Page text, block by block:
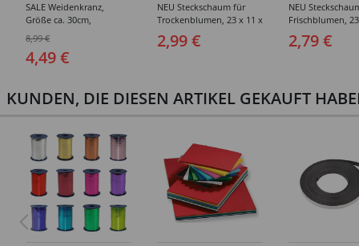
SALE Weidenkranz,
Größe ca. 30cm,
ungeschält, naturfarben
8,99 €
4,49 €
NEU Steckschaum für
Trockenblumen, 23 x 11 x
7,5cm, 1 Stück
2,99 €
NEU
Frischblumen,
7,5cm, 1 Stück
2,79 €
KUNDEN, DIE DIESEN ARTIKEL GEKAUFT